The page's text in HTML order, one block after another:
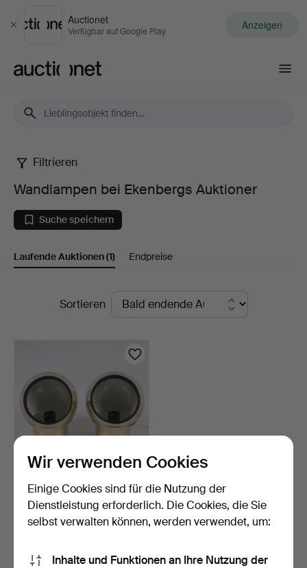
Schließen
Auctionet
Verfügbar auf Google Play Anzeigen
Wandlampen
bei
Ekenbergs
Auktioner
Filtrieren
Wandlampen bei Ekenbergs Auktioner
Suche speichern
Laufende Auktionen(1) Endpreise
LaufendeSortieren
WAND- /
TISCHLEUCHTEN, ein
Paar, "Klot 3",…
7 Tage
Wir verwenden Cookies
Einige Cookies sind für die Nutzung der
Dienstleistung erforderlich. Die Cookies, die Sie
selbst verwalten können, werden verwendet, um:
Inhalte und Funktionen an Ihre Nutzung der